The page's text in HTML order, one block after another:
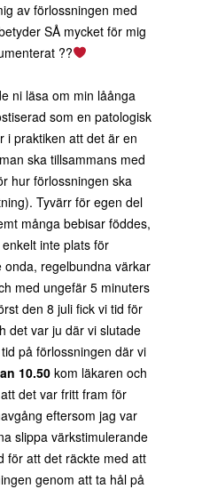
av förlossningen med
SÅ mycket för mig
??
ni läsa om min låånga
som en patologisk
i praktiken att det är en
ska tillsammans med
hur förlossningen ska
Tyvärr för egen del
många bebisar föddes,
inte plats för
regelbundna värkar
med ungefär 5 minuters
den 8 juli fick vi tid för
det var ju där vi slutade
på förlossningen där vi
10.50 kom läkaren och
det var fritt fram för
eftersom jag var
slippa värkstimulerande
för att det räckte med att
genom att ta hål på